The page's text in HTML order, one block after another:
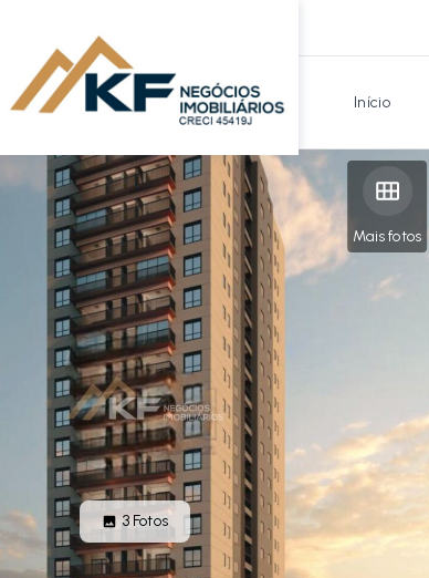
Início
Mais fotos
3 Fotos